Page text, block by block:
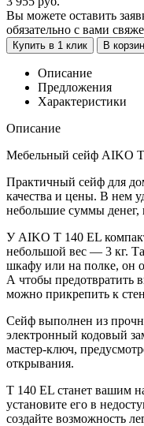
Вы можете оставить
обязательно с вами
Купить в 1 клик В
Описание
Предложения
Характеристики
Описание
Мебельный сейф AIKO
Практичный сейф для
качества и цены. В нем
небольшие суммы денег,
У AIKO T 140 EL
небольшой вес — 3 кг.
шкафу или на полке, он
А чтобы предотвратить
можно прикрепить к
Сейф выполнен из
электронный кодовый
мастер-ключ,
открывания.
Т 140 EL станет вашим
установите его в
создайте возможность